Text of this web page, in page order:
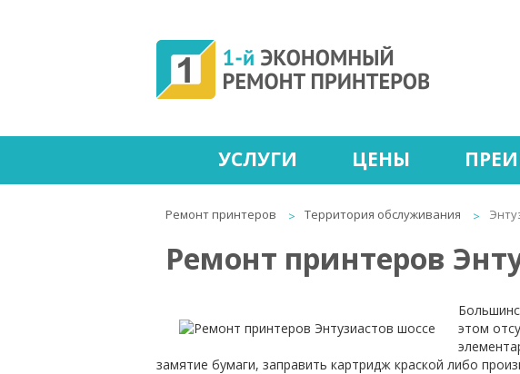
УСЛУГИ ЦЕНЫ
Ремонт принтеров Территория обслуживания
Ремонт принтеров
этом
замятие бумаги, заправить картридж краской либо